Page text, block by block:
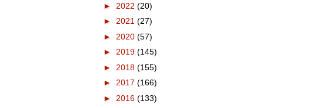
► 2022 (20)
► 2021 (27)
► 2020 (57)
► 2019 (145)
► 2018 (155)
► 2017 (166)
► 2016 (133)